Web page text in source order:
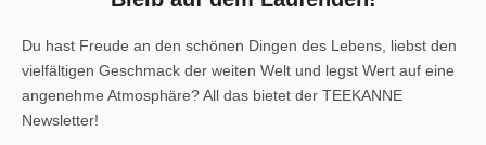
Du hast Freude an den schönen Dingen des Lebens, liebst den
vielfältigen Geschmack der weiten Welt und legst Wert auf eine
angenehme Atmosphäre? All das bietet der TEEKANNE
Newsletter!